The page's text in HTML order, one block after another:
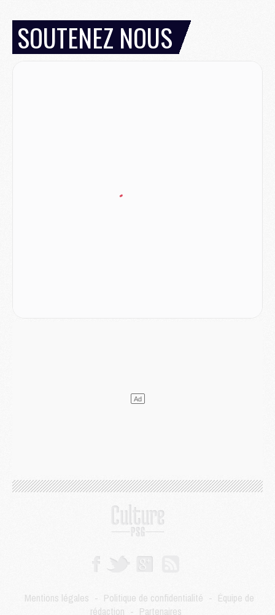
Match- Le groupe pour Majorque/PSG avec 11 absents
Mercato- Le PSG officialise un quatrième prêt
Mercato- Liverpool ne veut pas que Barcola au PSG
- Le PSG veut accélérer, Ferran Torres temporise
- [MAJ] Le PSG a fait une grosse offre à Parme pour Suzuki
Mercato- L'agent de Mika Godts confirme un accord avec le PSG
Club- Quels numéros de maillot pour Akliouche et Digne au PSG ?
- Un hommage prévu lors de Brest/PSG
- Le PSG et le Barça ont rendez-vous pour Ferran Torres
- Guéla Doué dans les listes du PSG
VENDREDI 31 JUILLET
Match
- Un diffuseur annoncé pour les deux premiers matchs amicaux du PSG
Mercato- Le transfert d'Akliouche au PSG bouclé, le montant se précise
SOUTENEZ NOUS
Mentions légales - Politique de confidentialité - Équipe de
rédaction - Partenaires